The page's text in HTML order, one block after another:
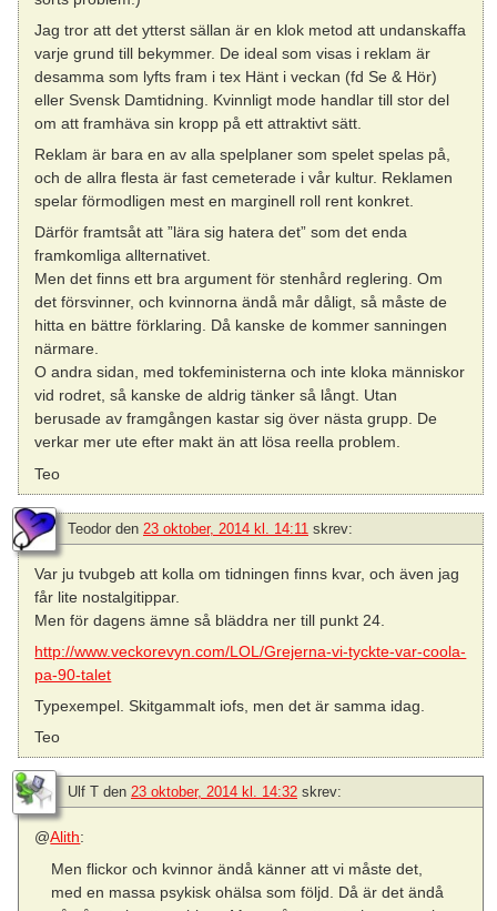
Jag tror att det ytterst sällan är en klok metod att undanskaffa
varje grund till bekymmer. De ideal som visas i reklam är
desamma som lyfts fram i tex Hänt i veckan (fd Se & Hör)
eller Svensk Damtidning. Kvinnligt mode handlar till stor del
om att framhäva sin kropp på ett attraktivt sätt.
Reklam är bara en av alla spelplaner som spelet spelas på,
och de allra flesta är fast cemeterade i vår kultur. Reklamen
spelar förmodligen mest en marginell roll rent konkret.
Därför framtsåt att ”lära sig hatera det” som det enda
framkomliga allternativet.
Men det finns ett bra argument för stenhård reglering. Om
det försvinner, och kvinnorna ändå mår dåligt, så måste de
hitta en bättre förklaring. Då kanske de kommer sanningen
närmare.
O andra sidan, med tokfeministerna och inte kloka människor
vid rodret, så kanske de aldrig tänker så långt. Utan
berusade av framgången kastar sig över nästa grupp. De
verkar mer ute efter makt än att lösa reella problem.
Teo
Teodor den 23 oktober, 2014 kl. 14:11 skrev:
Var ju tvubgeb att kolla om tidningen finns kvar, och även jag
får lite nostalgitippar.
Men för dagens ämne så bläddra ner till punkt 24.
http://www.veckorevyn.com/LOL/Grejerna-vi-tyckte-var-coola-
pa-90-talet
Typexempel. Skitgammalt iofs, men det är samma idag.
Teo
Ulf T den 23 oktober, 2014 kl. 14:32 skrev:
@Alith:
Men flickor och kvinnor ändå känner att vi måste det,
med en massa psykisk ohälsa som följd. Då är det ändå